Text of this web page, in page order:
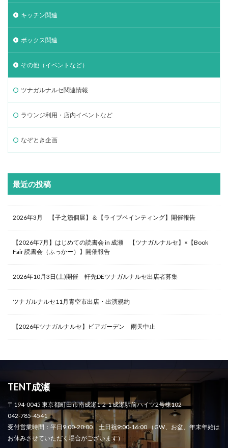
キッチン関連
ボックス関連
その他（イベントなど）
ツナガルナルセ関連情報
ラウンジ利用・店内イベントなど
なぞとき企画
最近の投稿
2026年3月 【子之籏個展】＆【ライブペインティング】開催報告
【2026年7月】はじめての読書会 in 成瀬 【ツナガルナルセ】×【Book
Fair 読書会（ふっかー）】開催報告
2026年10月3日(土)開催 軒先DEツナガルナルセ出店者募集
ツナガルナルセ11月青空市出店・出演規約
【2026年ツナガルナルセ】ビアガーデン 雨天中止
TENT成瀬
〒194-0045 東京都町田市南成瀬1-2-1 成瀬駅前ハイツ2号棟102
042-785-4541
受付営業時間：平日9:00-20:00 土日祝9:00-16:00 （GW、お盆、年末年始は
お休みさせていただく場合がございます）